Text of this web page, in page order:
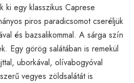
ki egy klasszikus Caprese
piros paradicsomot cseréljük
és bazsalikommal. A sárga szín
Egy görög salátában is remekül
uborkával, olívabogyóval
vegyes zöldsalátát is